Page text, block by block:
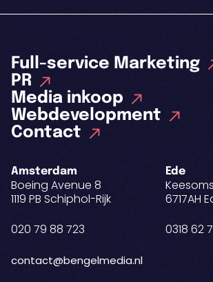
Full-service Marketing
PR
Media inkoop
Webdevelopment
Contact
Amsterdam
Boeing Avenue 8
1119 PB Schiphol-Rijk
020 79 88 723
Ede
6717AH
0318 62
contact@bengelmedia.nl